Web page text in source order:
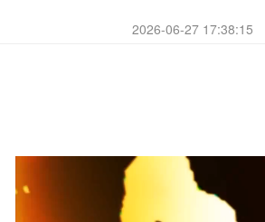
2026-06-27 17:38:15